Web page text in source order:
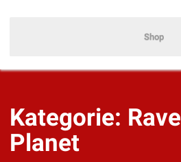
Shop
Kategorie:
Planet